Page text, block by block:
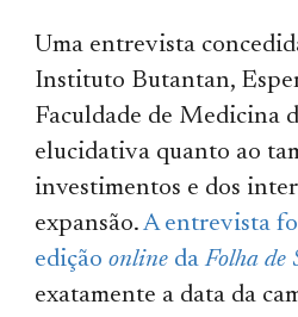
Uma entrevista
Instituto Butantan,
Faculdade de Medicina
elucidativa quanto ao
investimentos e dos
expansão.A entrevista
ediçãoonline daFolha de
exatamente a data da